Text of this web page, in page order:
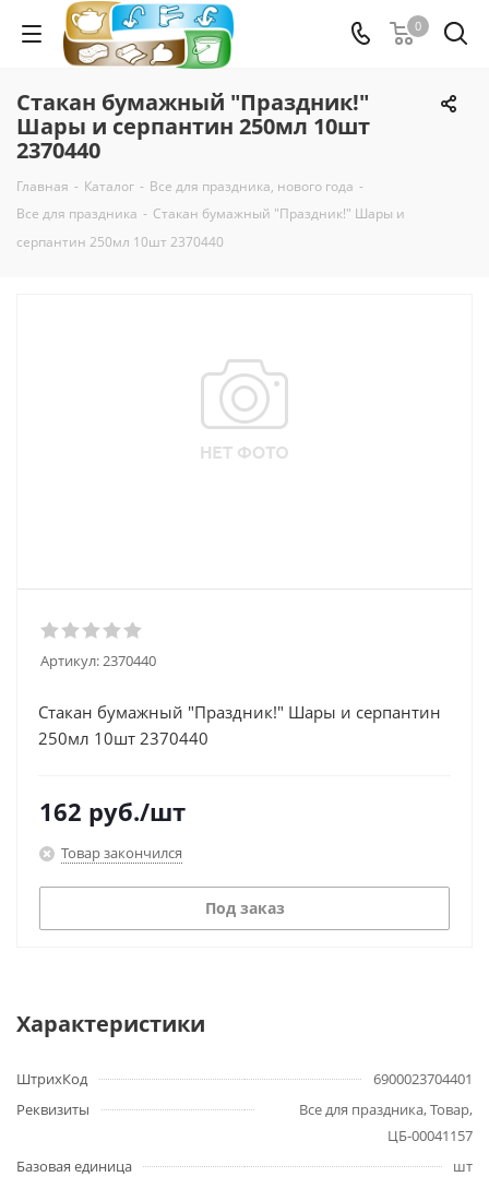
0
Стакан бумажный "Праздник!"
Шары и серпантин 250мл 10шт
2370440
Главная - Каталог - Все для праздника, нового года -
Все для праздника - Стакан бумажный "Праздник!" Шары и
серпантин 250мл 10шт 2370440
Артикул:2370440
Стакан бумажный "Праздник!" Шары и серпантин
250мл 10шт 2370440
162 руб./шт
Товар закончился
Под заказ
Характеристики
ШтрихКод
6900023704401
Реквизиты
Все для праздника, Товар,
ЦБ-00041157
Базовая единица
шт